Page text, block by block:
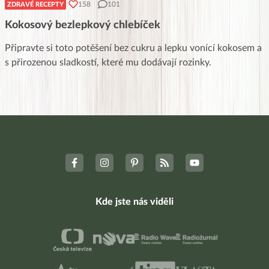
ZDRAVÉ RECEPTY 158 101
Kokosový bezlepkový chlebíček
Připravte si toto potěšení bez cukru a lepku vonící kokosem a
s přirozenou sladkostí, které mu dodávají rozinky.
Kde jste nás viděli